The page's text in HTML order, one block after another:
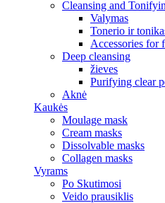
Cleansing and
Valymas
Tonerio ir
Accessories for
Deep cleansing
žieves
Purifying clear
Aknė
Kaukės
Moulage mask
Cream masks
Dissolvable masks
Collagen masks
Vyrams
Po Skutimosi
Veido prausiklis